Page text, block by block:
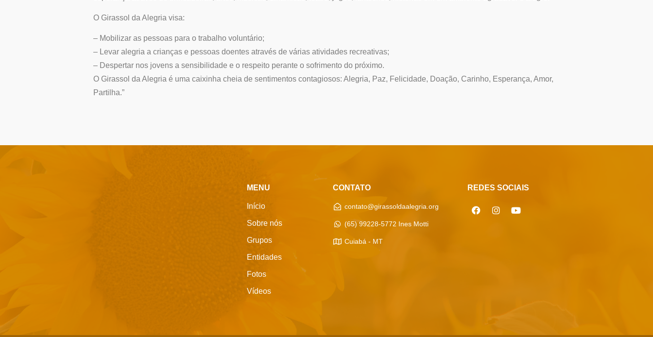
O Girassol da Alegria visa:
– Mobilizar as pessoas para o trabalho voluntário;
– Levar alegria a crianças e pessoas doentes através de várias atividades recreativas;
– Despertar nos jovens a sensibilidade e o respeito perante o sofrimento do próximo.
O Girassol da Alegria é uma caixinha cheia de sentimentos contagiosos: Alegria, Paz, Felicidade, Doação, Carinho, Esperança, Amor,
Partilha.”
MENU
Início
Sobre nós
Grupos
Entidades
Fotos
Vídeos
CONTATO
contato@girassoldaalegria.org
(65) 99228-5772 Ines Motti
Cuiabá - MT
REDES SOCIAIS